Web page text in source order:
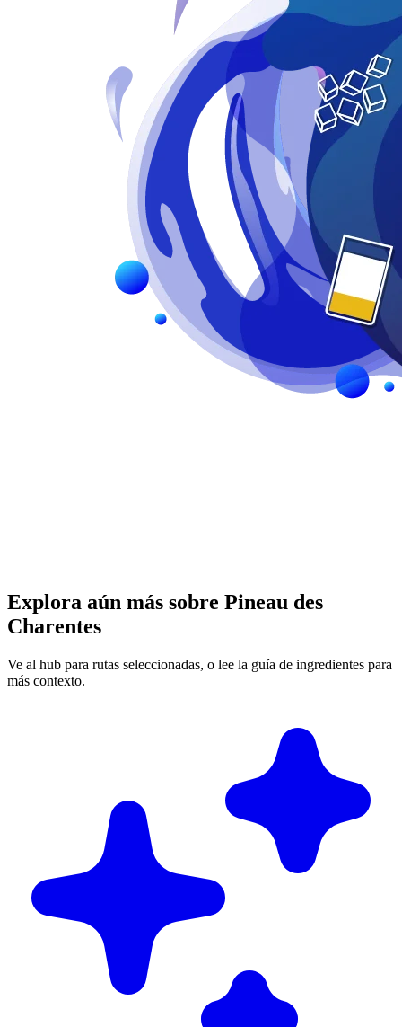
Explora aún más sobre Pineau des
Charentes
Ve al hub para rutas seleccionadas, o lee la guía de ingredientes para
más contexto.